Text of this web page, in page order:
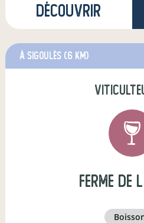
Découvrir
à Sigoulès (6 km)
ferme de